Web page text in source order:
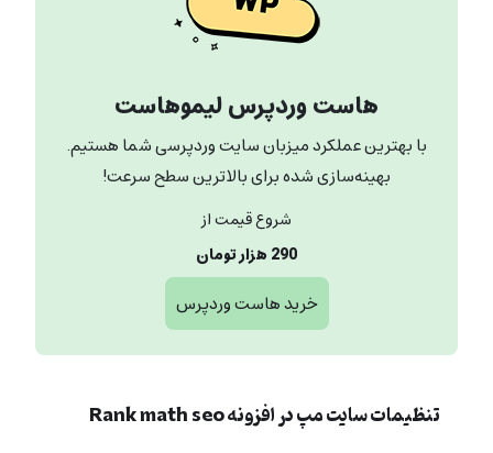
هاست وردپرس لیموهاست
با بهترین عملکرد میزبان سایت وردپرسی شما هستیم.
بهینه‌سازی شده برای بالاترین سطح سرعت!
شروع قیمت از
290 هزار تومان
خرید هاست وردپرس
تنظیمات سایت مپ در افزونه Rank math seo